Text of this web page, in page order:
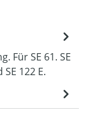
Für SE 61. SE
122 E.